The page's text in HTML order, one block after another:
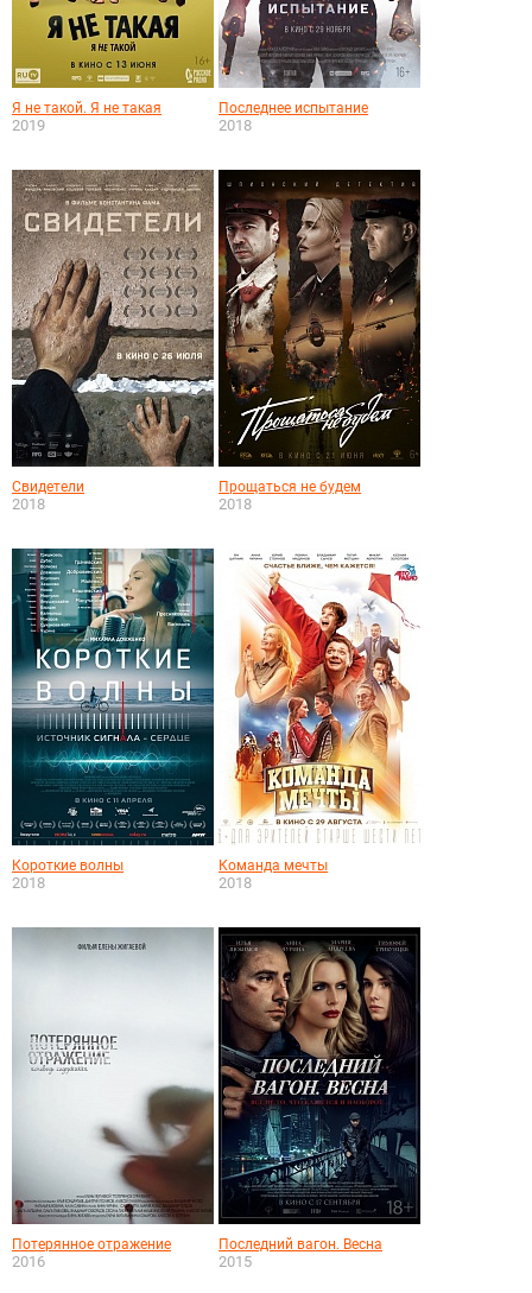
Я не такой. Я не такая
2019
Последнее испытание
2018
Свидетели
2018
Прощаться не будем
2018
Короткие волны
2018
Команда мечты
2018
Потерянное отражение
2016
Последний вагон. Весна
2015